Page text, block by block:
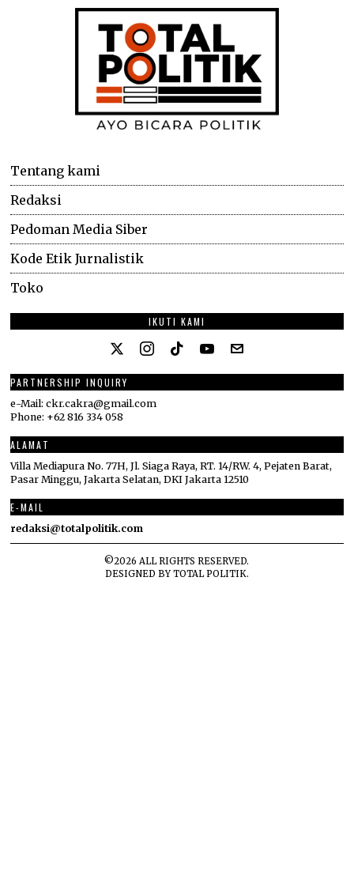
Tentang kami
Redaksi
Pedoman Media Siber
Kode Etik Jurnalistik
Toko
IKUTI KAMI
PARTNERSHIP INQUIRY
e-Mail: ckr.cakra@gmail.com
Phone: +62 816 334 058
ALAMAT
Villa Mediapura No. 77H, Jl. Siaga Raya, RT. 14/RW. 4, Pejaten Barat,
Pasar Minggu, Jakarta Selatan, DKI Jakarta 12510
E-MAIL
redaksi@totalpolitik.com
©2026 ALL RIGHTS RESERVED.
DESIGNED BYTOTAL POLITIK.